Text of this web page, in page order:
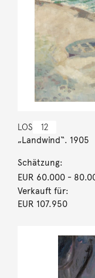
LOS 12
„Landwind“. 1905
Schätzung:
EUR 60.000-
Verkauft für:
EUR 107.950